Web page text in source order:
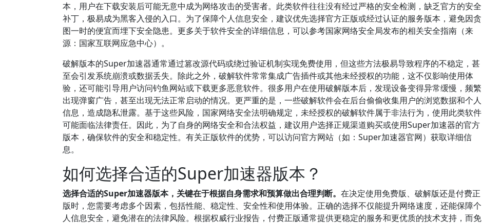
本，用户在下载安装后可能无意中成为网络攻击的受害者。此类软件往往没有经过严格的安全检测，缺乏官方的安全
补丁，极易成为黑客入侵的入口。为了保障个人信息安全，建议优先选择官方正版或经过认证的服务版本，避免因贪
图一时的便宜而埋下安全隐患。更多关于软件安全的详细信息，可以参考国家网络安全局发布的相关安全指南（来
源：国家互联网应急中心）。
破解版本的Super加速器通常通过篡改源代码或绕过验证机制实现免费使用，但这些方法极易导致程序的不稳定，甚
至会引发系统崩溃或数据丢失。除此之外，破解软件常常集成广告插件或其他未经授权的功能，这不仅影响使用体
验，还可能引导用户访问钓鱼网站或下载更多恶意软件。很多用户在使用破解版本后，发现设备变得异常缓慢，频繁
出现弹窗广告，甚至出现无法正常启动的情况。更严重的是，一些破解软件会在后台偷偷收集用户的浏览数据和个人
信息，造成隐私泄露。基于这些风险，国家网络安全法明确规定，未经授权的破解软件属于非法行为，使用此类软件
可能面临法律责任。因此，为了自身的网络安全和合法权益，建议用户选择正规渠道购买或使用Super加速器的官方
版本，确保软件的安全和稳定性。有关正版软件的优势，可以访问官方网站（如：Super加速器官网）获取详细信
息。
如何选择合适的Super加速器版本？
选择合适的Super加速器版本，关键在于根据自身需求和预算做出合理判断。 在决定使用免费版、破解版还是付费正
版时，您需要考虑多个因素，包括性能、稳定性、安全性和使用体验。正确的选择不仅能提升网络速度，还能保障个
人信息安全，避免潜在的法律风险。根据权威行业报告，付费正版通常提供更稳定的服务和更优质的技术支持，而免